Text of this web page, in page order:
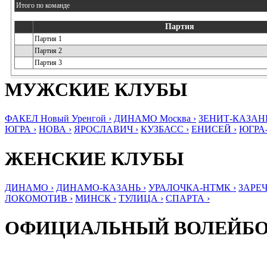
Итого по команде
Партия
Партия 1
Партия 2
Партия 3
МУЖСКИЕ КЛУБЫ
ФАКЕЛ Новый Уренгой › ДИНАМО Москва › ЗЕНИТ-
ЮГРА › НОВА › ЯРОСЛАВИЧ › КУЗБАСС › ЕНИСЕЙ ›
ЖЕНСКИЕ КЛУБЫ
ДИНАМО › ДИНАМО-КАЗАНЬ › УРАЛОЧКА-НТМК ›
ЛОКОМОТИВ › МИНСК › ТУЛИЦА › СПАРТА ›
ОФИЦИАЛЬНЫЙ